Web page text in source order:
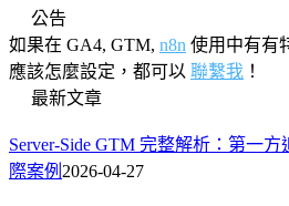
公告
如果在 GA4, GTM, n8n 使用中有有
應該怎麼設定，都可以 聯繫我 ！
最新文章
Server-Side GTM 完整解析：第一
際案例 2026-04-27